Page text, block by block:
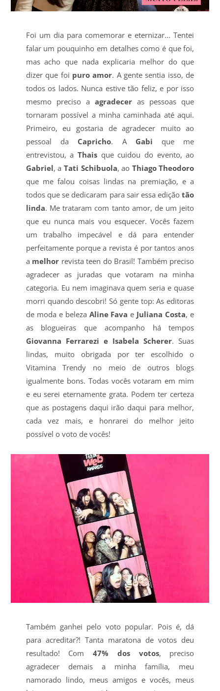
Foi um dia para comemorar e eternizar... Tentei
falar um pouquinho em detalhes como é que foi,
mas acho que nada explicaria melhor do que
dizer que foi puro amor. A gente sentia isso, de
todos os lados. Nunca estive tão feliz, e por isso
mesmo preciso a agradecer as pessoas que
tornaram possível a minha caminhada até aqui.
Primeiro, eu gostaria de agradecer muito ao
pessoal da Capricho. A Gabi que me
entrevistou, aThais que cuidou do evento, ao
Gabriel, a Tati Schibuola, ao Thiago Theodoro
que me falou coisas lindas na premiação, e a
todos que se dedicaram para sair essa ediçãotão
linda. Me trataram com tanto amor, de um jeito
que eu nunca mais vou esquecer. Vocês fazem
um trabalho impecável e dá para entender
perfeitamente porque a revista é por tantos anos
a melhor revista teen do Brasil! Também preciso
agradecer as juradas que votaram na minha
categoria. Eu nem imaginava quem seria e quase
morri quando descobri! Só gente top: As editoras
de moda e beleza Aline Fava e Juliana Costa, e
as blogueiras que acompanho há tempos
Giovanna Ferrarezi e Isabela Scherer. Suas
lindas, muito obrigada por ter escolhido o
Vitamina Trendy no meio de outros blogs
igualmente bons. Todas vocês votaram em mim
e eu serei eternamente grata. Podem ter certeza
que as postagens daqui irão daqui para melhor,
cada vez mais, e honrarei do melhor jeito
possível o voto de vocês!
Também ganhei pelo voto popular. Pois é, dá
para acreditar?! Tanta maratona de votos deu
resultado! Com47% dos votos, preciso
agradecer demais a minha família, meu
namorado lindo, meus amigos e vocês, meus